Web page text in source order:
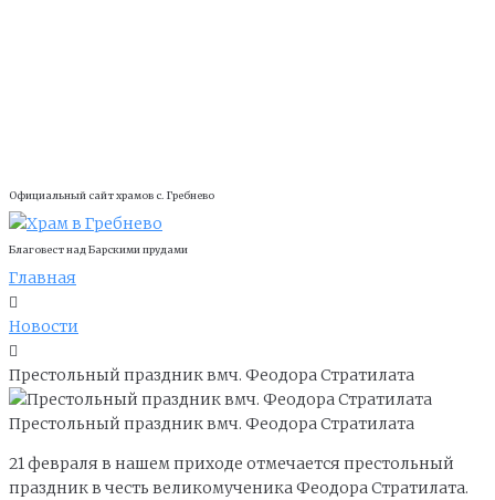
Официальный сайт храмов с. Гребнево
Благовест над Барскими прудами
Главная
Новости
Престольный праздник вмч. Феодора Стратилата
Престольный праздник вмч. Феодора Стратилата
21 февраля в нашем приходе отмечается престольный
праздник в честь великомученика Феодора Стратилата.